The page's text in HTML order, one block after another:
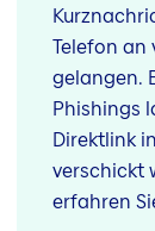
Telefon an
gelangen.
Phishings
Direktlink
verschickt
erfahren